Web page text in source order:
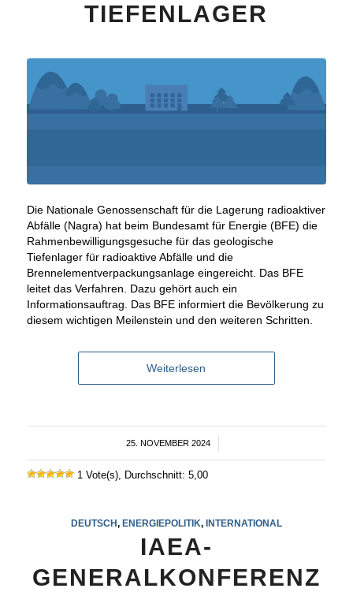
TIEFENLAGER
Die Nationale Genossenschaft für die Lagerung radioaktiver
Abfälle (Nagra) hat beim Bundesamt für Energie (BFE) die
Rahmenbewilligungsgesuche für das geologische
Tiefenlager für radioaktive Abfälle und die
Brennelementverpackungsanlage eingereicht. Das BFE
leitet das Verfahren. Dazu gehört auch ein
Informationsauftrag. Das BFE informiert die Bevölkerung zu
diesem wichtigen Meilenstein und den weiteren Schritten.
Weiterlesen
25. NOVEMBER 2024
/
1 Vote(s), Durchschnitt: 5,00
DEUTSCH, ENERGIEPOLITIK, INTERNATIONAL
IAEA-
GENERALKONFERENZ